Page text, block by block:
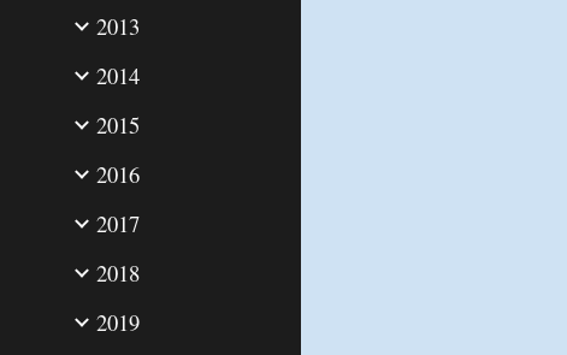
2013
2014
2015
2016
2017
2018
2019